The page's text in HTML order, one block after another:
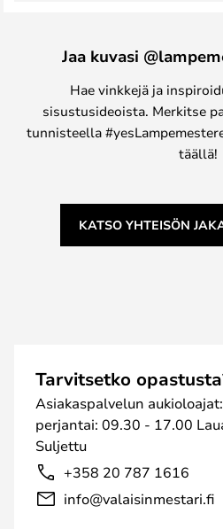
Jaa kuvasi
Hae vinkkejä ja
sisustusideoista. Merkitse
tunnisteella
täällä!
KATSO YHTEISÖN
Tarvitsetko
Asiakaspalvelun
perjantai: 09.30 - 17.00
Suljettu
+358 20 787 1616
info@valaisinmestari.fi